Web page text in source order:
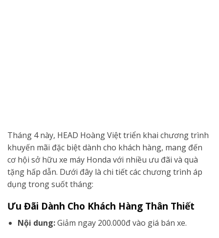
Tháng 4 này, HEAD Hoàng Việt triển khai chương trình
khuyến mãi đặc biệt dành cho khách hàng, mang đến
cơ hội sở hữu xe máy Honda với nhiều ưu đãi và quà
tặng hấp dẫn. Dưới đây là chi tiết các chương trình áp
dụng trong suốt tháng:
Ưu Đãi Dành Cho Khách Hàng Thân Thiết
Nội dung:Giảm ngay 200.000đ vào giá bán xe.